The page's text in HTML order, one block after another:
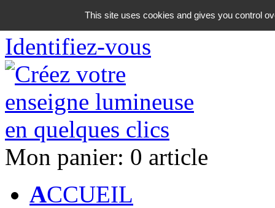
06 18 42 08 59
Identifiez-vous
Mon panier: 0 article
ACCUEIL
This site uses cookies and gives you control